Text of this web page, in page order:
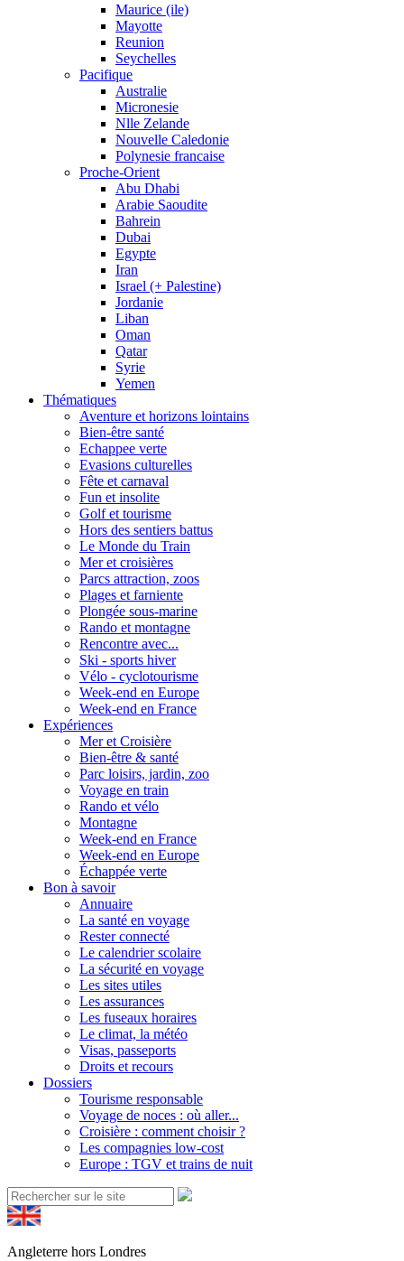
Maurice (ile)
Mayotte
Reunion
Seychelles
Pacifique
Australie
Micronesie
Nlle Zelande
Nouvelle Caledonie
Polynesie francaise
Proche-Orient
Abu Dhabi
Arabie Saoudite
Bahrein
Dubai
Egypte
Iran
Israel (+ Palestine)
Jordanie
Liban
Oman
Qatar
Syrie
Yemen
Thématiques
Aventure et horizons lointains
Bien-être santé
Echappee verte
Evasions culturelles
Fête et carnaval
Fun et insolite
Golf et tourisme
Hors des sentiers battus
Le Monde du Train
Mer et croisières
Parcs attraction, zoos
Plages et farniente
Plongée sous-marine
Rando et montagne
Rencontre avec...
Ski - sports hiver
Vélo - cyclotourisme
Week-end en Europe
Week-end en France
Expériences
Mer et Croisière
Bien-être & santé
Parc loisirs, jardin, zoo
Voyage en train
Rando et vélo
Montagne
Week-end en France
Week-end en Europe
Échappée verte
Bon à savoir
Annuaire
La santé en voyage
Rester connecté
Le calendrier scolaire
La sécurité en voyage
Les sites utiles
Les assurances
Les fuseaux horaires
Le climat, la météo
Visas, passeports
Droits et recours
Dossiers
Tourisme responsable
Voyage de noces : où aller...
Croisière : comment choisir ?
Les compagnies low-cost
Europe : TGV et trains de nuit
Angleterre hors Londres